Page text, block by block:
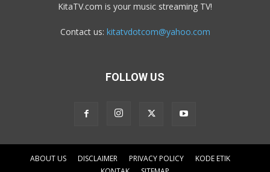
KitaTV.com is your music streaming TV!
Contact us: kitatvdotcom@yahoo.com
FOLLOW US
ABOUT US DISCLAIMER PRIVACY POLICY
KODE ETIK